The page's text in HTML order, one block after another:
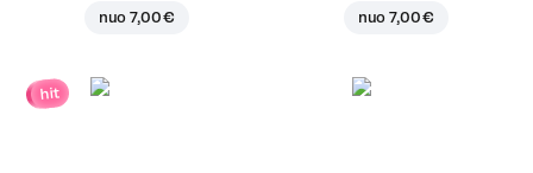
nuo7,00 € nuo7,00 €
hit